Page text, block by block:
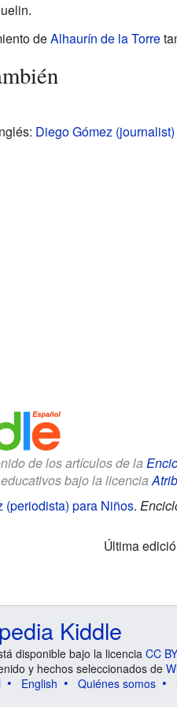
deAlhaurín de la Torre
Diego Gómez
de los artículos de la
bajo la licencia
(periodista) para Niños.
Última
Kiddle
disponible bajo la licencia CC
y hechos seleccionados de
English Quiénes somos